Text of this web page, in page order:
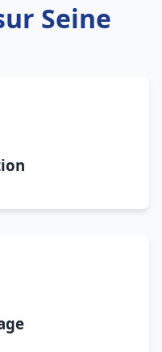
Seine